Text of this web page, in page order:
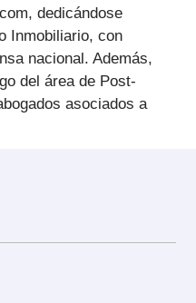
dedicándose
Inmobiliario, con
nacional. Además,
del área de Post-
asociados a